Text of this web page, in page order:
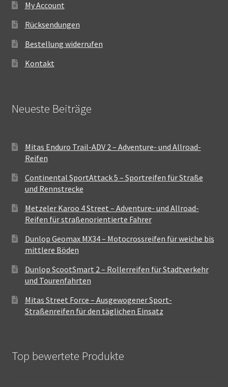
My Account
Rücksendungen
Bestellung widerrufen
Kontakt
Neueste Beiträge
Mitas Enduro Trail-ADV 2 – Adventure- und Allroad-
Reifen
Continental SportAttack 5 – Sportreifen für Straße
und Rennstrecke
Metzeler Karoo 4 Street – Adventure- und Allroad-
Reifen für straßenorientierte Fahrer
Dunlop Geomax MX34 – Motocrossreifen für weiche bis
mittlere Böden
Dunlop ScootSmart 2 – Rollerreifen für Stadtverkehr
und Tourenfahrten
Mitas Street Force – Ausgewogener Sport-
Straßenreifen für den täglichen Einsatz
Top bewertete Produkte